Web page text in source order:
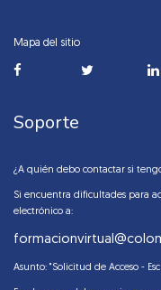
Mapa del sitio
Soporte
¿A quién debo contactar si
Si encuentra dificultades para
electrónico a:
Asunto: "Solicitud de Acceso -